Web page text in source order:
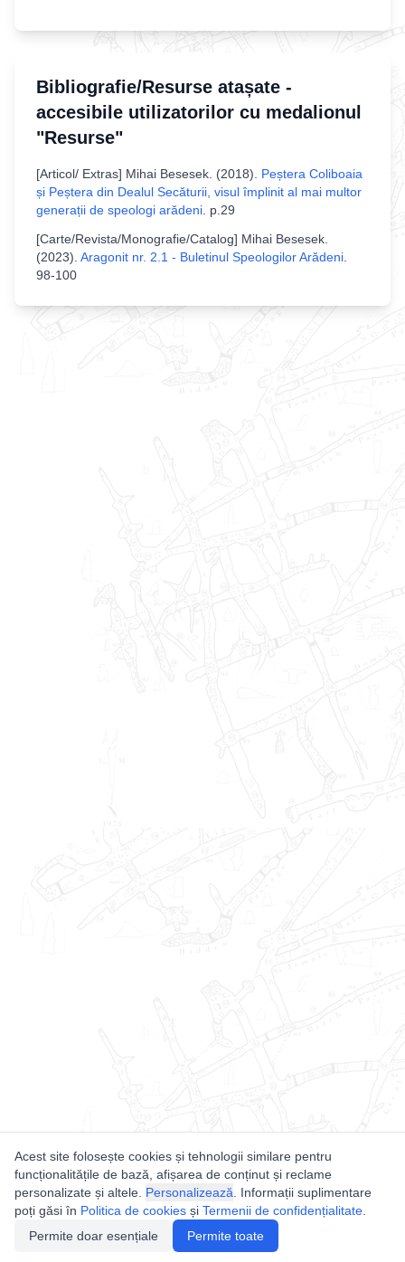
Bibliografie/Resurse atașate -
accesibile utilizatorilor cu medalionul
"Resurse"
[Articol/ Extras] Mihai Besesek . (2018). Peștera Coliboaia
și Peștera din Dealul Secăturii, visul împlinit al mai multor
generații de speologi arădeni p.29
[Carte/Revista/Monografie/Catalog] Mihai Besesek
(2023). Aragonit nr. 2.1 - Buletinul Speologilor Arădeni
98-100
Acest site folosește cookies și tehnologii similare pentru
funcționalitățile de bază, afișarea de conținut și reclame
personalizate și altele. Personalizează . Informații suplimentare
poți găsi în Politica de cookies și Termenii de confidențialitate
Permite doar esențiale
Permite toate